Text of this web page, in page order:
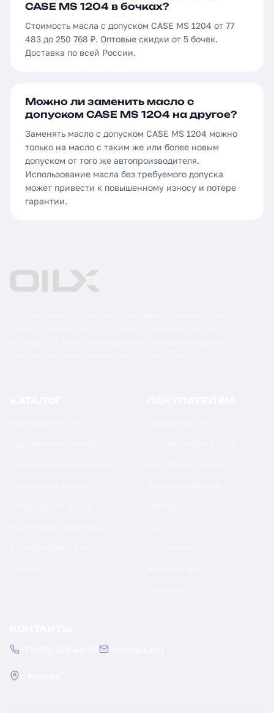
CASE MS 1204 в бочках?
Стоимость масла с допуском CASE MS 1204 от 77
483 до 250 768 ₽. Оптовые скидки от 5 бочек.
Доставка по всей России.
Можно ли заменить масло с
допуском CASE MS 1204 на другое?
Заменять масло с допуском CASE MS 1204 можно
только на масло с таким же или более новым
допуском от того же автопроизводителя.
Использование масла без требуемого допуска
может привести к повышенному износу и потере
гарантии.